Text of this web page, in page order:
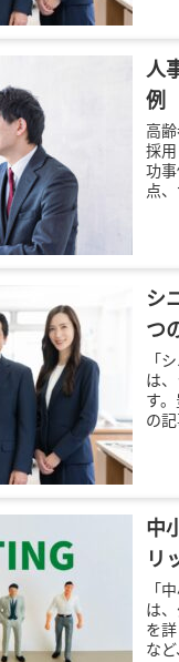
人
例
高
採
功
点
シ
つ
「
は
す
の
中
リ
「
は
を
な